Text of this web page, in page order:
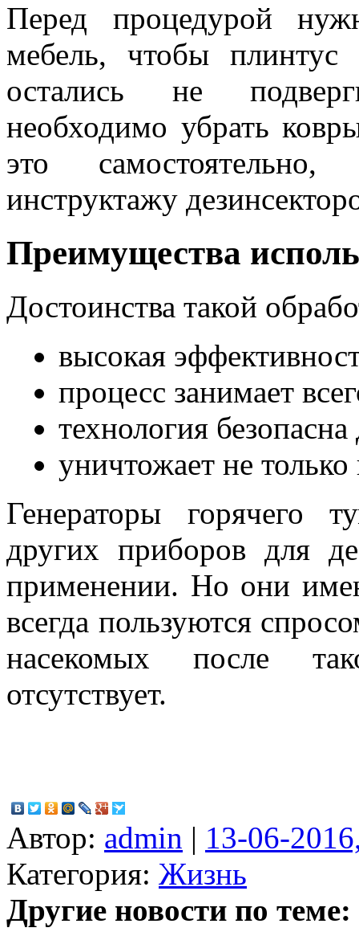
Перед процедурой
мебель, чтобы
остались не
необходимо убрать
это самостоятельно,
инструктажу
Преимущества
Достоинства такой
высокая
процесс занимает
технология
уничтожает не
Генераторы горячего
других приборов для
применении. Но они
всегда пользуются
насекомых после
отсутствует.
Автор: admin | 13-06-
Категория: Жизнь
Другие новости по теме: